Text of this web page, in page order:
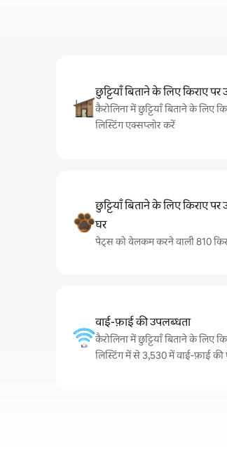
छुट्टियाँ बिताने के लिए किराए
कैरोलिना में छुट्टियाँ बिताने के लिए
लिस्टिंग एक्सप्लोर करें
छुट्टियाँ बिताने के लिए किराए
घर
पेट्स को वेलकम करने वाली 810
वाई-फ़ाई की उपलब्धता
कैरोलिना में छुट्टियाँ बिताने के लिए
लिस्टिंग में से 3,530 में वाई-फ़ाई